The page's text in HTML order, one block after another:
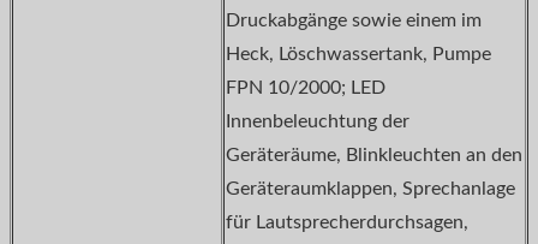
Druckabgänge sowie einem im
Heck, Löschwassertank, Pumpe
FPN 10/2000; LED
Innenbeleuchtung der
Geräteräume, Blinkleuchten an den
Geräteraumklappen, Sprechanlage
für Lautsprecherdurchsagen,